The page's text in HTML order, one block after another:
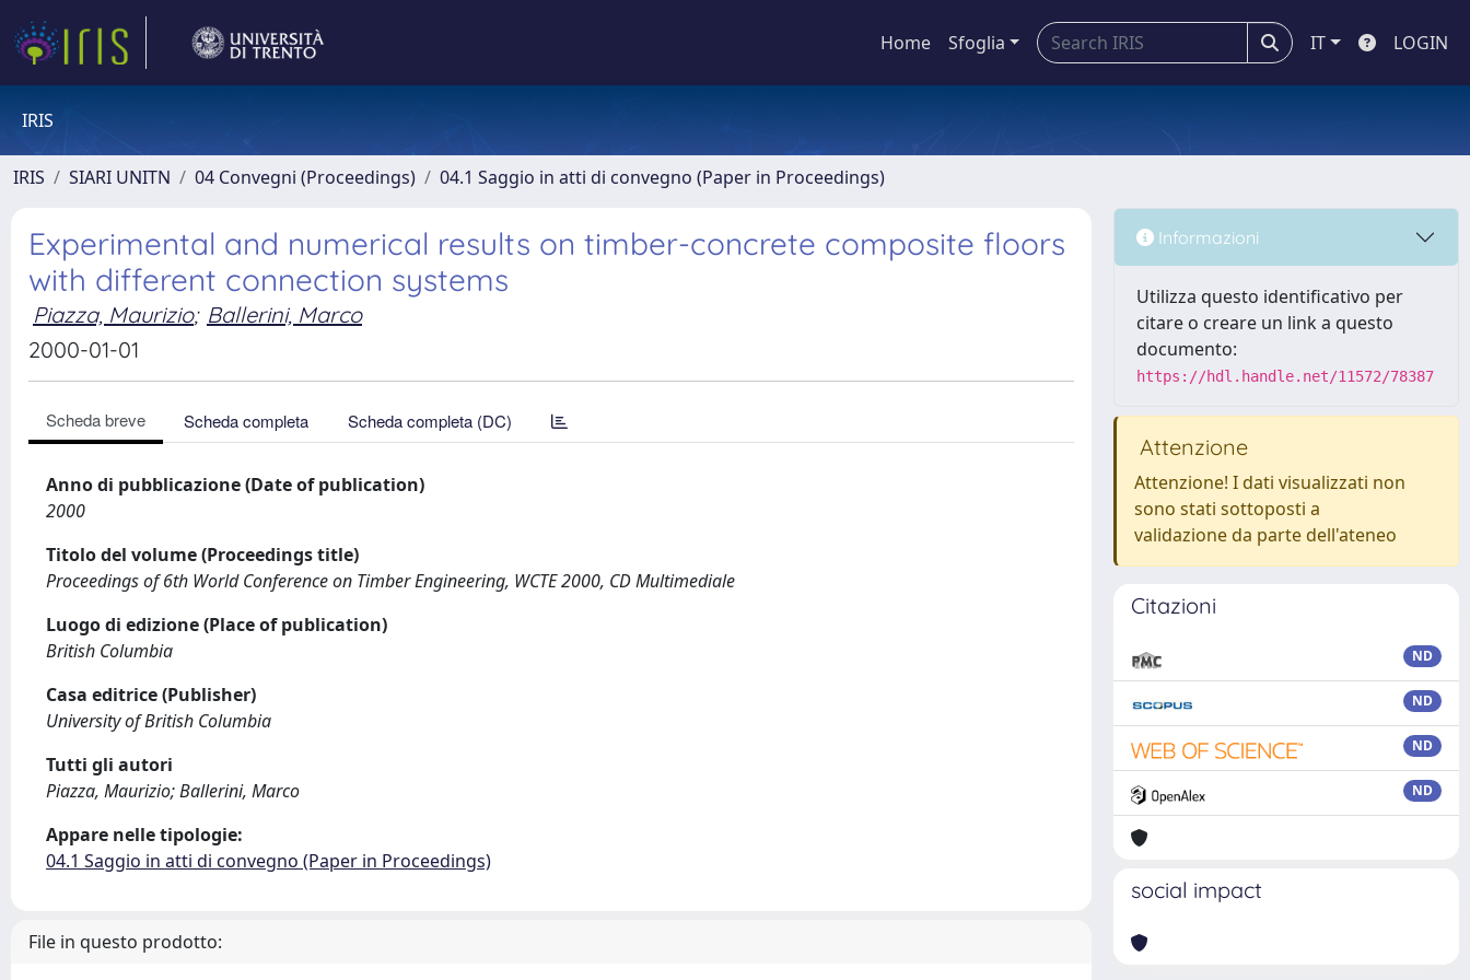
Home Sfoglia IT LOGIN
IRIS
IRIS SIARI UNITN 04 Convegni (Proceedings) 04.1 Saggio in atti di convegno (Paper in Proceedings)
Experimental and numerical results on timber-concrete composite floors
with different connection systems
Piazza, Maurizio; Ballerini, Marco
2000-01-01
Scheda breve Scheda completa Scheda completa (DC)
Anno di pubblicazione (Date of publication)
2000
Titolo del volume (Proceedings title)
Proceedings of 6th World Conference on Timber Engineering, WCTE 2000, CD Multimediale
Luogo di edizione (Place of publication)
British Columbia
Casa editrice (Publisher)
University of British Columbia
Tutti gli autori
Piazza, Maurizio; Ballerini, Marco
Appare nelle tipologie:
04.1 Saggio in atti di convegno (Paper in Proceedings)
File in questo prodotto:
Informazioni
Utilizza questo identificativo per
citare o creare un link a questo
documento:
https://hdl.handle.net/11572/78387
Attenzione
Attenzione! I dati visualizzati non
sono stati sottoposti a
validazione da parte dell'ateneo
Citazioni
ND
ND
ND
ND
social impact